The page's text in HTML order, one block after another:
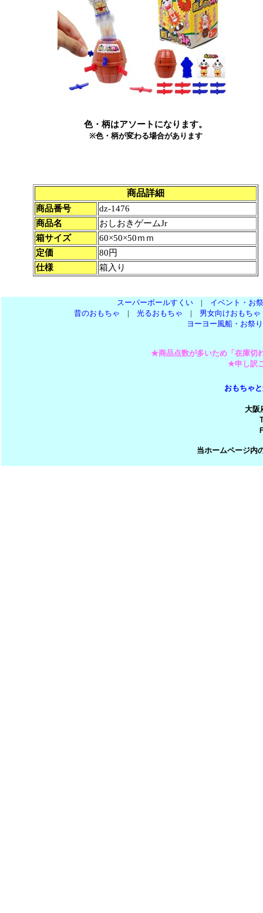
色・柄はアソートになります。
※色・柄が変わる場合があります
商品詳細
商品番号
dz-1476
商品名
おしおきゲームJr
箱サイズ
60×50×50ｍｍ
定価
80円
仕様
箱入り
スーパーボールすくい | イベント・お
昔のおもちゃ | 光るおもちゃ | 男女向けおもちゃ
ヨーヨー風船・お祭り
★商品点数が多いため「在庫切
★申し訳
おもちゃ
大阪
当ホームページ内